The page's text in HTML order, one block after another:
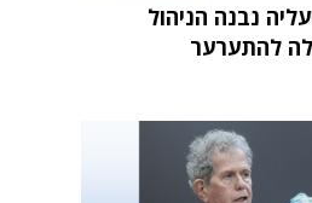
נבנה הניהול
להתערער